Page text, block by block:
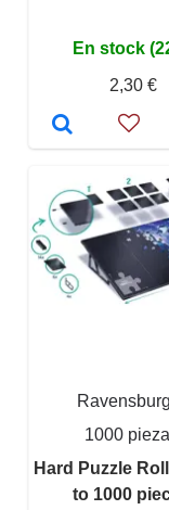
En stock
2,30 €
1000
Hard Puzzle
to 1000